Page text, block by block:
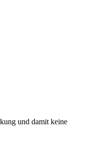
und damit keine